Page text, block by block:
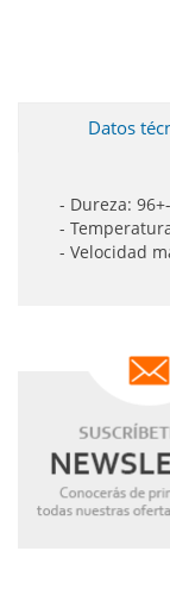
Datos
- Dureza:
-
- Velocidad